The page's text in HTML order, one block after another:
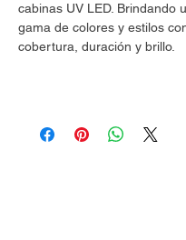
cabinas UV LED. Brindando
gama de colores y estilos
cobertura, duración y brillo.